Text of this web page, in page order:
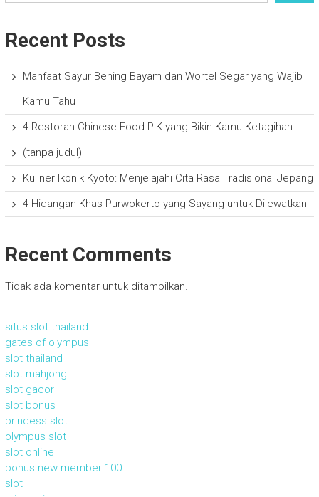
Recent Posts
Manfaat Sayur Bening Bayam dan Wortel Segar yang Wajib
Kamu Tahu
4 Restoran Chinese Food PIK yang Bikin Kamu Ketagihan
(tanpa judul)
Kuliner Ikonik Kyoto: Menjelajahi Cita Rasa Tradisional Jepang
4 Hidangan Khas Purwokerto yang Sayang untuk Dilewatkan
Recent Comments
Tidak ada komentar untuk ditampilkan.
situs slot thailand
gates of olympus
slot thailand
slot mahjong
slot gacor
slot bonus
princess slot
olympus slot
slot online
bonus new member 100
slot